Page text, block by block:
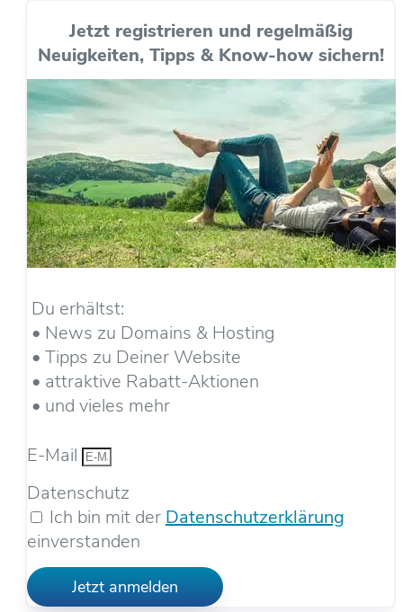
Jetzt registrieren und regelmäßig
Neuigkeiten, Tipps & Know-how sichern!
Du erhältst:
• News zu Domains & Hosting
• Tipps zu Deiner Website
• attraktive Rabatt-Aktionen
• und vieles mehr
E-Mail
Datenschutz
Ich bin mit der Datenschutzerklärung
einverstanden
Jetzt anmelden